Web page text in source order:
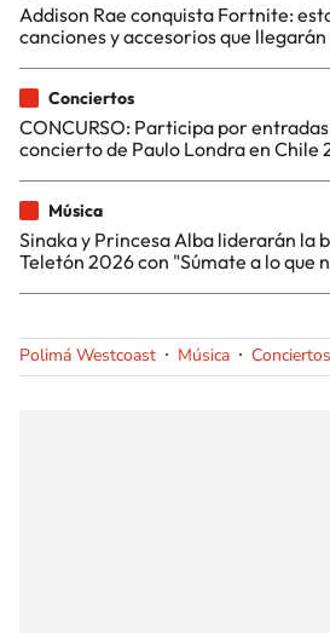
Addison Rae conquista Fortnite:
canciones y accesorios que
Conciertos
CONCURSO: Participa por
concierto de Paulo Londra en Chile
Música
Sinaka y Princesa Alba liderarán la
Teletón 2026 con "Súmate a lo que
Polimá Westcoast Música Conciertos